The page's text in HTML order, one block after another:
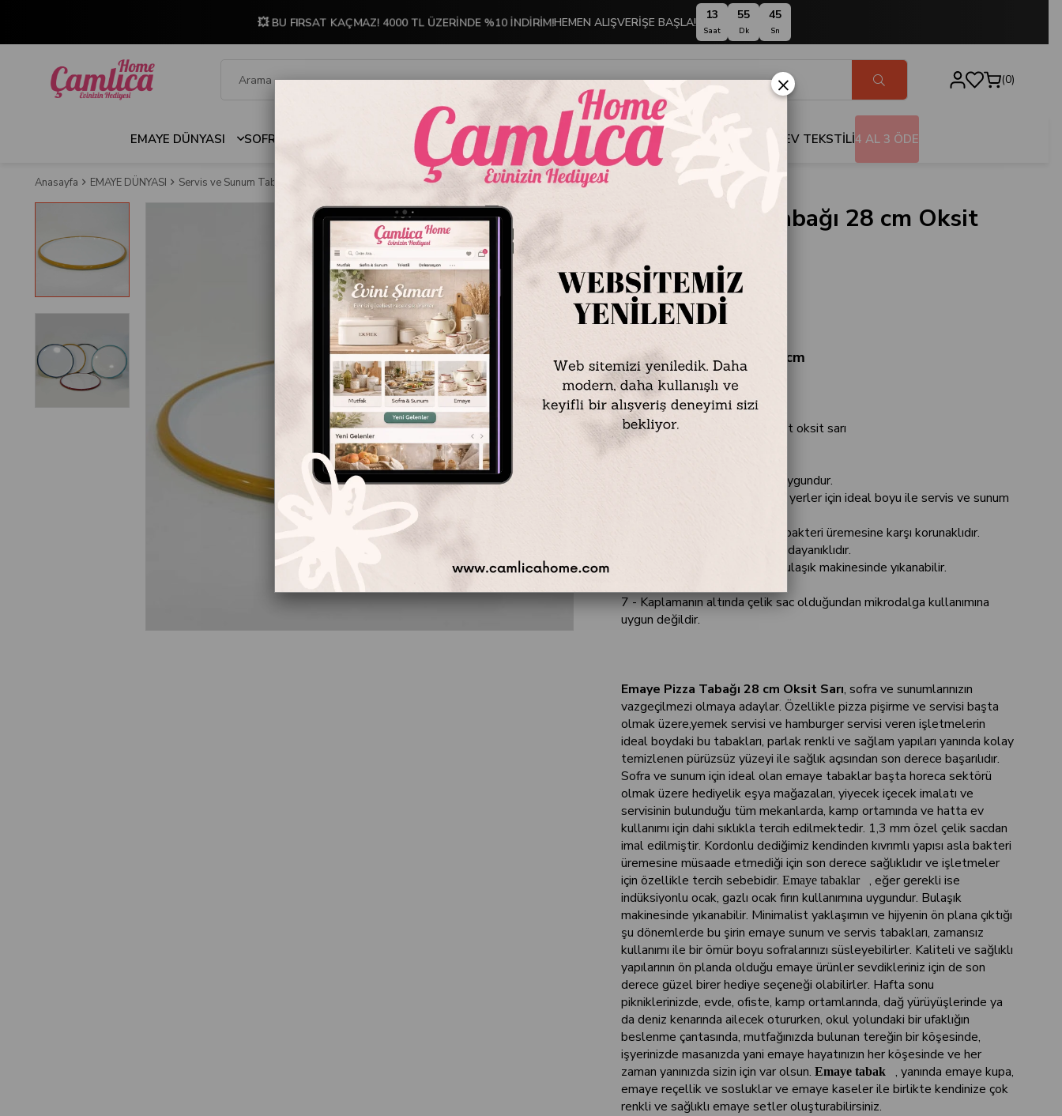
💥 BU FIRSAT KAÇMAZ! 4000 TL ÜZERİNDE %10 İNDİRİM!HEMEN ALIŞVERİŞE BAŞLA! 13
Saat
55
Dk
44
Sn
0
EMAYE DÜNYASI SOFRA & MUTFAK İNDİRİMLİ ÜRÜNLER DEKORASYON TABLO KOLEKSİYONU EV TEKSTİLİ4 AL 3 ÖDE
Anasayfa EMAYE DÜNYASI Servis ve Sunum Tabakları Emaye Pizza Tabağı 28 cm Oksit Sarı
Emaye Pizza Tabağı 28 cm Oksit
Sarı
Stok Kodu
22.EMY.TB.28.1
Marka Emayra
Emaye Pizza Tabağı 28 cm
Çap : 28 cm
Renk : İç / Dış beyaz kenar bant oksit sarı
Materyal : Çelik sac / emaye
1- Ev ve işletme kullanımına uygundur.
2 - Kamp ve kullanım alanı dar yerler için ideal boyu ile servis ve sunum
3 - Pürüzsüz yapısı nedeniyle bakteri üremesine karşı korunaklıdır.
4 - Kesilme ve çizilmeye karşı dayanıklıdır.
5 - Temizlenmesi kolaydır – bulaşık makinesinde yıkanabilir.
7 - Kaplamanın altında çelik sac olduğundan mikrodalga kullanımına
uygun değildir.
Emaye Pizza Tabağı 28 cm Oksit Sarı, sofra ve sunumlarınızın
vazgeçilmezi olmaya adaylar. Özellikle pizza pişirme ve servisi başta
olmak üzere,yemek servisi ve hamburger servisi veren işletmelerin
ideal boydaki bu tabakları, parlak renkli ve sağlam yapıları yanında kolay
temizlenen pürüzsüz yüzeyi ile sağlık açısından son derece başarılıdır.
Sofra ve sunum için ideal olan emaye tabaklar başta horeca sektörü
olmak üzere hediyelik eşya mağazaları, yiyecek içecek imalatı ve
servisinin bulunduğu tüm mekanlarda, kamp ortamında ve hatta ev
kullanımı için dahi sıklıkla tercih edilmektedir. 1,3 mm özel çelik sacdan
imal edilmiştir. Kordonlu dediğimiz kendinden kıvrımlı yapısı asla bakteri
üremesine müsaade etmediği için son derece sağlıklıdır ve işletmeler
için özellikle tercih sebebidir. Emaye tabaklar
, eğer gerekli ise
indüksiyonlu ocak, gazlı ocak fırın kullanımına uygundur. Bulaşık
makinesinde yıkanabilir. Minimalist yaklaşımın ve hijyenin ön plana çıktığı
şu dönemlerde bu şirin emaye sunum ve servis tabakları, zamansız
kullanımı ile bir ömür boyu sofralarınızı süsleyebilirler. Kaliteli ve sağlıklı
yapılarının ön planda olduğu emaye ürünler sevdikleriniz için de son
derece güzel birer hediye seçeneği olabilirler. Hafta sonu
pikniklerinizde, evde, ofiste, kamp ortamlarında, dağ yürüyüşlerinde ya
da deniz kenarında ailecek otururken, okul yolundaki bir ufaklığın
beslenme çantasında, mutfağınızda bulunan tereğin bir köşesinde,
işyerinizde masanızda yani emaye hayatınızın her köşesinde ve her
zaman yanınızda sizin için var olsun. Emaye tabak
, yanında emaye kupa,
emaye reçellik ve sosluklar ve emaye kaseler ile birlikte kendinize çok
renkli ve sağlıklı emaye setler oluşturabilirsiniz.
×